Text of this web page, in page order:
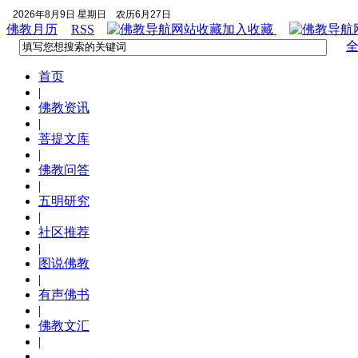
2026年8月9日 星期日 农历6月27日
佛教月历 RSS 加入收藏
首页
|
佛教资讯
|
菩提文库
|
佛教问答
|
五明研究
|
社区推荐
|
图说佛教
|
有声佛书
|
佛教文汇
|